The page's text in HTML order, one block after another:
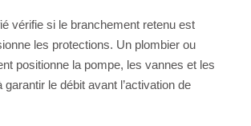
vérifie si le branchement retenu est
les protections. Un plombier ou
positionne la pompe, les vannes et les
le débit avant l’activation de